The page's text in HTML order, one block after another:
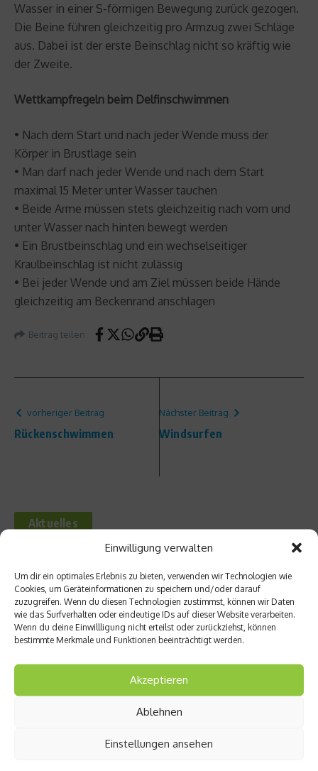
Einwilligung verwalten
Um dir ein optimales Erlebnis zu bieten, verwenden wir Technologien wie
Cookies, um Geräteinformationen zu speichern und/oder darauf
zuzugreifen. Wenn du diesen Technologien zustimmst, können wir Daten
wie das Surfverhalten oder eindeutige IDs auf dieser Website verarbeiten.
Wenn du deine Einwillligung nicht erteilst oder zurückziehst, können
bestimmte Merkmale und Funktionen beeinträchtigt werden.
Akzeptieren
Ablehnen
Einstellungen ansehen
Wasser in einer S-förmigen Bewegung zurück gezogen.
Die Beine führen gleichzeitig pro Armzug zwei Schläge
aus. Dabei ist der erste Beinschlag nicht so kräftig wie
der Zweite.
Wettkampfregeln beim Delfinschwimmen
• Nach dem Start und nach jeder Wende muss der
Körper in Brustlage sein
• Man darf nach jeder Wende und nach dem Start
maximal 15 Meter unter Wasser tauchen
• Beide Arme müssen stets gleichzeitig nach vorn und
unter Wasser nach hinten bewegt werden
• Ein Brustbeinschlag und ein wechselseitiger
Kraulbeinschlag ist nicht zulässig
• Bei jeder Wende und am Ziel müssen beide Hände
gleichzeitig am Beckenrand anschlagen
Beitrag teilen
vorheriger Beitrag
Rückenschwimmen
Nächster Beitrag
Windsurfen
Aktuelles
FS8 eröffnet erstes deutsches Studio in
Unterwegs im Atlantic Ridge Preserve State